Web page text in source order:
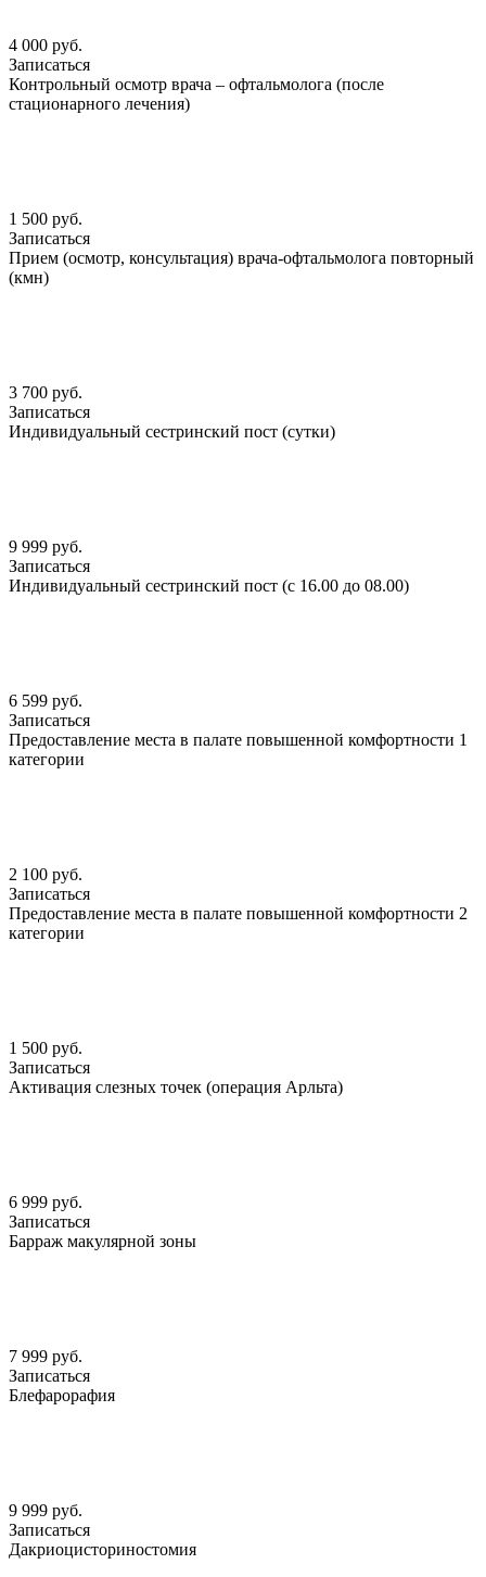
4 000 руб.
Записаться
Контрольный осмотр врача – офтальмолога (после
стационарного лечения)
1 500 руб.
Записаться
Прием (осмотр, консультация) врача-офтальмолога повторный
(кмн)
3 700 руб.
Записаться
Индивидуальный сестринский пост (сутки)
9 999 руб.
Записаться
Индивидуальный сестринский пост (с 16.00 до 08.00)
6 599 руб.
Записаться
Предоставление места в палате повышенной комфортности 1
категории
2 100 руб.
Записаться
Предоставление места в палате повышенной комфортности 2
категории
1 500 руб.
Записаться
Активация слезных точек (операция Арльта)
6 999 руб.
Записаться
Барраж макулярной зоны
7 999 руб.
Записаться
Блефарорафия
9 999 руб.
Записаться
Дакриоцисториностомия